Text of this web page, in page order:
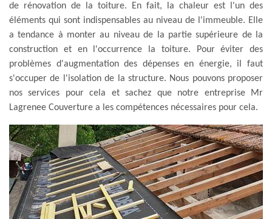
de rénovation de la toiture. En fait, la chaleur est l'un des
éléments qui sont indispensables au niveau de l'immeuble. Elle
a tendance à monter au niveau de la partie supérieure de la
construction et en l'occurrence la toiture. Pour éviter des
problèmes d'augmentation des dépenses en énergie, il faut
s'occuper de l'isolation de la structure. Nous pouvons proposer
nos services pour cela et sachez que notre entreprise Mr
Lagrenee Couverture a les compétences nécessaires pour cela.